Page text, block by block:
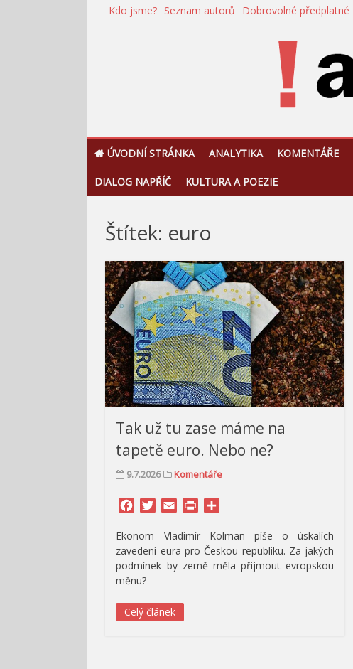
PřeskočitKdo jsme? Seznam autorů Dobrovolné předplatné
!Argument
ÚVODNÍ STRÁNKA ANALYTIKA KOMENTÁŘE
DIALOG NAPŘÍČ KULTURA A POEZIE
Štítek: euro
Tak už tu zase máme na
tapetě euro. Nebo ne?
9.7.2026 Komentáře
Facebook
Twitter
Email Print
Ekonom Vladimír Kolman píše o úskalích
zavedení eura pro Českou republiku. Za jakých
podmínek by země měla přijmout evropskou
měnu?
Celý článek